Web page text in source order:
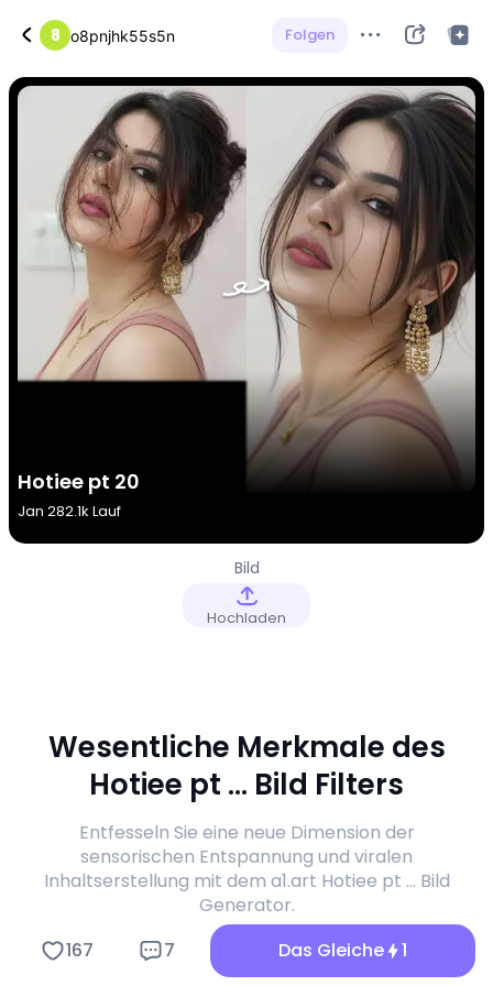
8 o8pnjhk55s5n Folgen
Hotiee pt 20
Jan 282.1k Lauf
Bild
Hochladen
Wesentliche Merkmale des
Hotiee pt ... Bild Filters
Entfesseln Sie eine neue Dimension der
sensorischen Entspannung und viralen
Inhaltserstellung mit dem a1.art Hotiee pt ... Bild
Generator.
167
7 Das Gleiche 1